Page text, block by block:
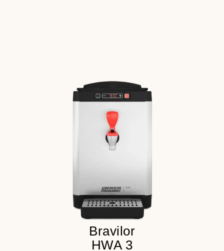
Bravilor
HWA 3
Подключение к водопроводу
Режим сна
Сенсорные кнопки и цифровой